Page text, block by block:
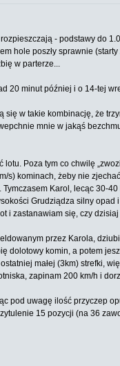
- podstawy do
hole poszły sprawnie
w parterze...
20 minut później i o 14-tej
się w takie kombinację, że
mnie w jakąś
Poza tym co chwilę
kominach, żeby nie
Karol, lecąc 30-
Grudziądza silny
i zastanawiam się, czy
przez Karola,
dolotowy komin, a potem
małej (3km) strefki,
zapinam 200 km/h i
pod uwagę ilość przyczep
15 pozycji (na 36